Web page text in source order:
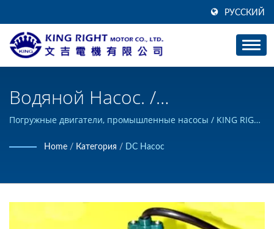
РУССКИЙ
Водяной Насос. /
Производитель Планетарных
Редукторов | KING RIGHT
Погружные двигатели, промышленные насосы / KING RIGHT
продукцию постоянного тока, а также имеет сертификат
Home / Категория / DC Насос